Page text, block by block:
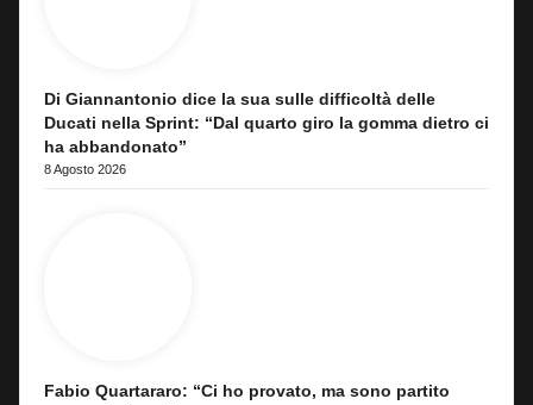
Di Giannantonio dice la sua sulle difficoltà delle
Ducati nella Sprint: “Dal quarto giro la gomma dietro ci
ha abbandonato”
8 Agosto 2026
Fabio Quartararo: “Ci ho provato, ma sono partito